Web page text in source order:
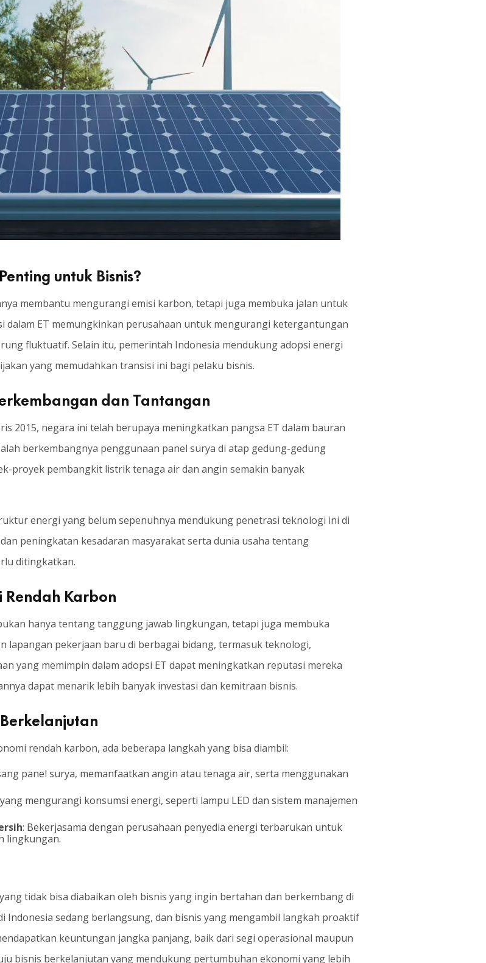
untuk Bisnis?
membantu mengurangi emisi karbon, tetapi juga membuka jalan untuk
dalam ET memungkinkan perusahaan untuk mengurangi ketergantungan
fluktuatif. Selain itu, pemerintah Indonesia mendukung adopsi energi
yang memudahkan transisi ini bagi pelaku bisnis.
dan Tantangan
2015, negara ini telah berupaya meningkatkan pangsa ET dalam bauran
berkembangnya penggunaan panel surya di atap gedung-gedung
proyek pembangkit listrik tenaga air dan angin semakin banyak
energi yang belum sepenuhnya mendukung penetrasi teknologi ini di
peningkatan kesadaran masyarakat serta dunia usaha tentang
ditingkatkan.
Rendah Karbon
hanya tentang tanggung jawab lingkungan, tetapi juga membuka
lapangan pekerjaan baru di berbagai bidang, termasuk teknologi,
yang memimpin dalam adopsi ET dapat meningkatkan reputasi mereka
dapat menarik lebih banyak investasi dan kemitraan bisnis.
rendah karbon, ada beberapa langkah yang bisa diambil:
panel surya, memanfaatkan angin atau tenaga air, serta menggunakan
mengurangi konsumsi energi, seperti lampu LED dan sistem manajemen
: Bekerjasama dengan perusahaan penyedia energi terbarukan untuk
lingkungan.
tidak bisa diabaikan oleh bisnis yang ingin bertahan dan berkembang di
Indonesia sedang berlangsung, dan bisnis yang mengambil langkah proaktif
keuntungan jangka panjang, baik dari segi operasional maupun
bisnis berkelanjutan yang mendukung pertumbuhan ekonomi yang lebih